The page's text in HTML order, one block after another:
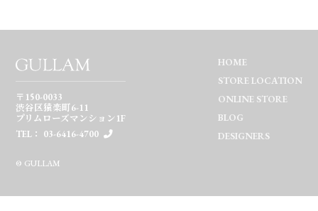
〒150-0033
渋谷区猿楽町6-11
プリムローズマンション1F
TEL： 03-6416-4700
HOME
STORE LOCATION
ONLINE STORE
BLOG
DESIGNERS
© GULLAM